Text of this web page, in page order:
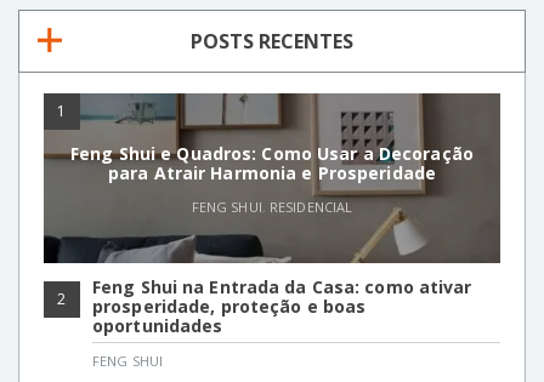
POSTS RECENTES
1
Feng Shui e Quadros: Como Usar a Decoração
para Atrair Harmonia e Prosperidade
FENG SHUI, RESIDENCIAL
2
Feng Shui na Entrada da Casa: como ativar
prosperidade, proteção e boas
oportunidades
FENG SHUI